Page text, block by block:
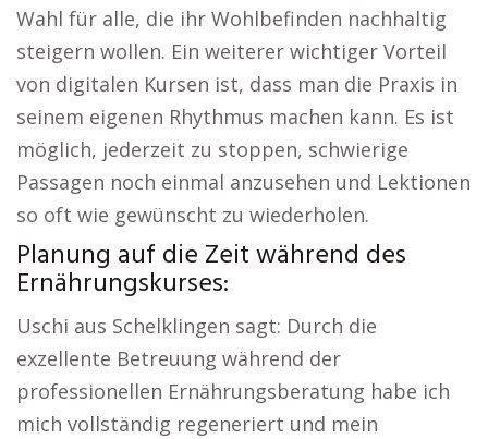
Wahl für alle, die ihr Wohlbefinden nachhaltig
steigern wollen. Ein weiterer wichtiger Vorteil
von digitalen Kursen ist, dass man die Praxis in
seinem eigenen Rhythmus machen kann. Es ist
möglich, jederzeit zu stoppen, schwierige
Passagen noch einmal anzusehen und Lektionen
so oft wie gewünscht zu wiederholen.
Planung auf die Zeit während des
Ernährungskurses:
Uschi aus Schelklingen sagt: Durch die
exzellente Betreuung während der
professionellen Ernährungsberatung habe ich
mich vollständig regeneriert und mein